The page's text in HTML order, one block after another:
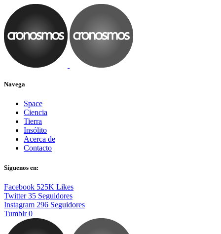
Navega
Space
Ciencia
Tierra
Insólito
Acerca de
Contacto
Síguenos en:
Facebook 525K Likes
Twitter 35 Seguidores
Instagram 296 Seguidores
Tumblr 0